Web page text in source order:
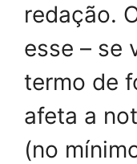
redação.
esse – se
termo de
afeta a
(no